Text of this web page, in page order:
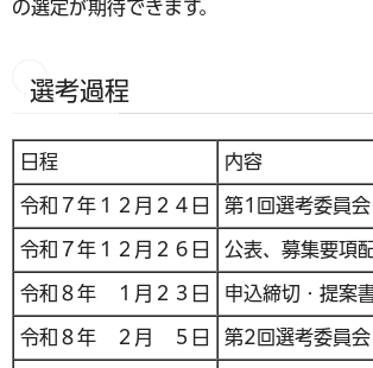
の選定が期待できます。
選考過程
日程 内容
令和７年１２月２４日 第1回選考委員会
令和７年１２月２６日 公表、募集要項
令和８年 １月２３日 申込締切・提案
令和８年 ２月 ５日 第2回選考委員会